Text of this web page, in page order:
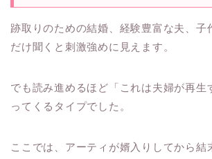
跡取りのための結婚、経験豊富な夫、
だけ聞くと刺激強めに見えます。
でも読み進めるほど「これは夫婦が再生
ってくるタイプでした。
ここでは、アーティが婿入りしてから結